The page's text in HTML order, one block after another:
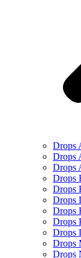
Drops
Drops
Drops
Drops
Drops
Drops
Drops
Drops
Drops
Drops
Drops